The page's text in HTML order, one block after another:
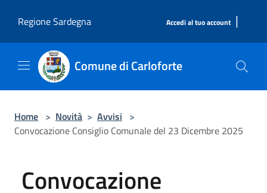
Regione Sardegna
Accedi al tuo account |
Comune di Carloforte
Home > Novità > Avvisi >
Convocazione Consiglio Comunale del 23 Dicembre 2025
Convocazione